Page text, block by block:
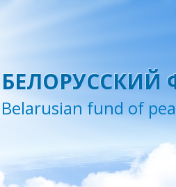
Belarusian fund of